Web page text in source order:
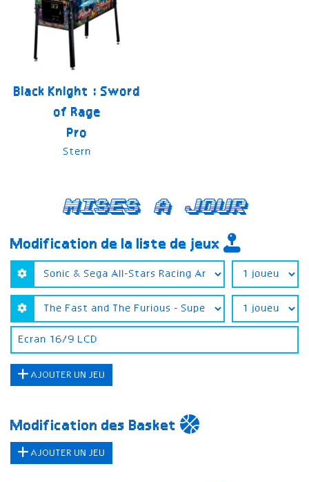
Black Knight : Sword
of Rage
Pro
Stern
Mises a jour
Modification de la liste de jeux
AJOUTER UN JEU
Modification des Basket
AJOUTER UN JEU